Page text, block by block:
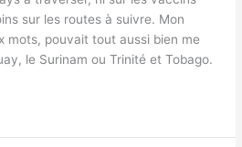
sur les routes à suivre. Mon
mots, pouvait tout aussi bien me
le Surinam ou Trinité et Tobago.